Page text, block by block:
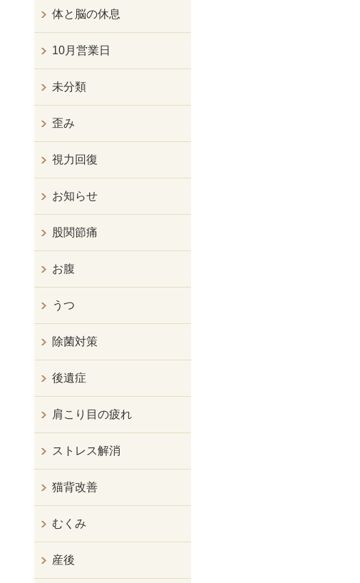
体と脳の休息
10月営業日
未分類
歪み
視力回復
お知らせ
股関節痛
お腹
うつ
除菌対策
後遺症
肩こり目の疲れ
ストレス解消
猫背改善
むくみ
産後